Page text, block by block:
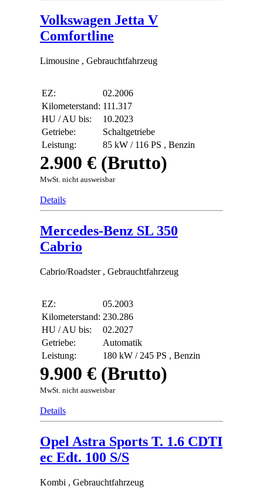
Volkswagen Jetta V
Comfortline
Limousine , Gebrauchtfahrzeug
EZ:
02.2006
Kilometerstand: 111.317
HU / AU bis:
10.2023
Getriebe:
Schaltgetriebe
Leistung:
85 kW / 116 PS , Benzin
2.900 € (Brutto)
MwSt. nicht ausweisbar
Details
Mercedes-Benz SL 350
Cabrio
Cabrio/Roadster , Gebrauchtfahrzeug
EZ:
05.2003
Kilometerstand: 230.286
HU / AU bis:
02.2027
Getriebe:
Automatik
Leistung:
180 kW / 245 PS , Benzin
9.900 € (Brutto)
MwSt. nicht ausweisbar
Details
Opel Astra Sports T. 1.6 CDTI
ec Edt. 100 S/S
Kombi , Gebrauchtfahrzeug